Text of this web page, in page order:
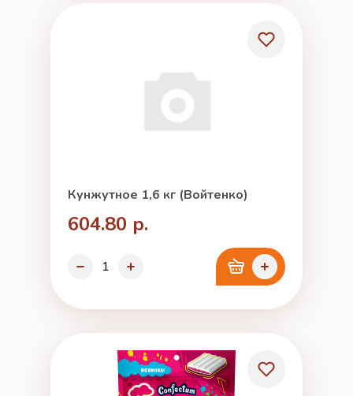
Кунжутное 1,6 кг (Войтенко)
604.80 р.